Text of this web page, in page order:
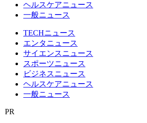
ヘルスケアニュース
一般ニュース
TECHニュース
エンタニュース
サイエンスニュース
スポーツニュース
ビジネスニュース
ヘルスケアニュース
一般ニュース
PR